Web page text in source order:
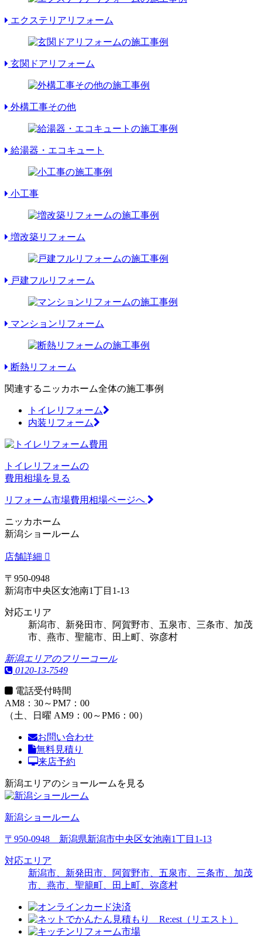
エクステリアリフォーム
玄関ドアリフォーム
外構工事その他
給湯器・エコキュート
小工事
増改築リフォーム
戸建フルリフォーム
マンションリフォーム
断熱リフォーム
関連するニッカホーム全体の施工事例
トイレリフォーム
内装リフォーム
トイレリフォームの
費用相場を見る
リフォーム市場費用相場ページへ
ニッカホーム
新潟ショールーム
店舗詳細
〒950-0948
新潟市中央区女池南1丁目1-13
対応エリア
新潟市、新発田市、阿賀野市、五泉市、三条市、加茂
市、燕市、聖籠市、田上町、弥彦村
新潟エリアのフリーコール
0120-13-7549
電話受付時間
AM8：30～PM7：00
（土、日曜 AM9：00～PM6：00）
お問い合わせ
無料見積り
来店予約
新潟エリアのショールームを見る
新潟ショールーム
〒950-0948 新潟県新潟市中央区女池南1丁目1-13
対応エリア
新潟市、新発田市、阿賀野市、五泉市、三条市、加茂
市、燕市、聖籠町、田上町、弥彦村